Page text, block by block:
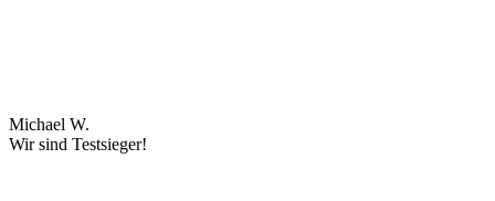
Michael W.
Wir sind Testsieger!